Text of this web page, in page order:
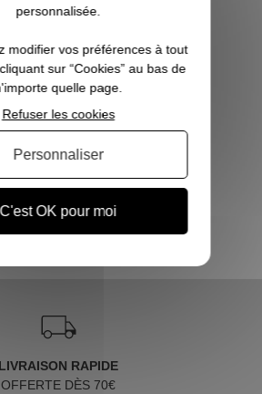
VOIR L'ARTICLE
T-shirt geek
LIVRAISON RAPIDE
OFFERTE DÈS 70€
personnalisée.
modifier vos préférences à tout
sur “Cookies” au bas de
quelle page.
C'est OK pour moi
Refuser les cookies
Personnaliser